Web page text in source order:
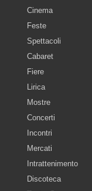
Cinema
Feste
Spettacoli
Cabaret
Fiere
Lirica
Mostre
Concerti
Incontri
Mercati
Intrattenimento
Discoteca